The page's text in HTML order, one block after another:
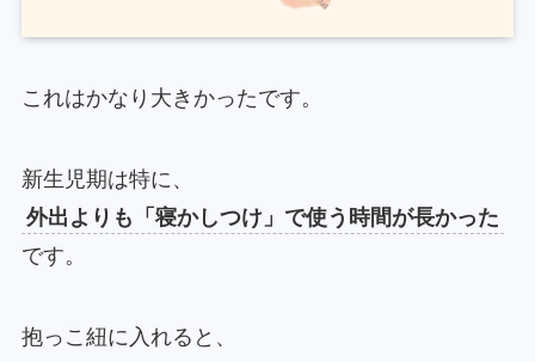
これはかなり大きかったです。
新生児期は特に、
外出よりも「寝かしつけ」で使う時間が長かった
です。
抱っこ紐に入れると、